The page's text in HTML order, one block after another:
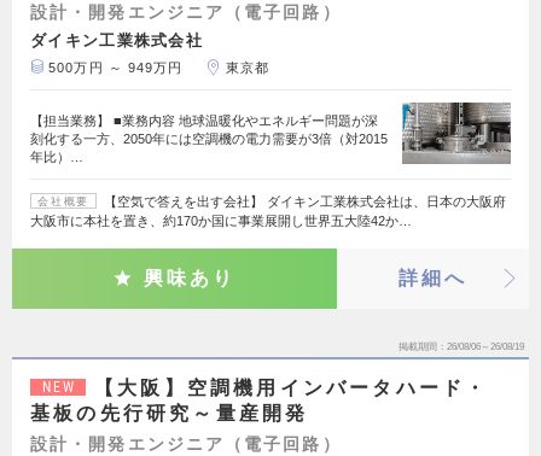
設計・開発エンジニア（電子回路）
ダイキン工業株式会社
500万円 ～ 949万円 東京都
【担当業務】 ■業務内容 地球温暖化やエネルギー問題が深
刻化する一方、2050年には空調機の電力需要が3倍（対2015
年比）…
会社概要
【空気で答えを出す会社】 ダイキン工業株式会社は、日本の大阪府
大阪市に本社を置き、約170か国に事業展開し世界五大陸42か…
興味あり 詳細へ
掲載期間 26/08/06～26/08/19
NEW
【大阪】空調機用インバータハード・
基板の先行研究～量産開発
設計・開発エンジニア（電子回路）